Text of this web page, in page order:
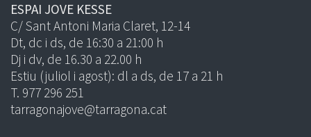
ESPAI JOVE KESSE
C/ Sant Antoni Maria Claret, 12-14
Dt, dc i ds, de 16:30 a 21:00 h
Dj i dv, de 16.30 a 22.00 h
Estiu (juliol i agost): dl a ds, de 17 a 21 h
T. 977 296 251
tarragonajove@tarragona.cat